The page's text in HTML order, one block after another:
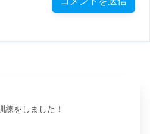
練をしました！